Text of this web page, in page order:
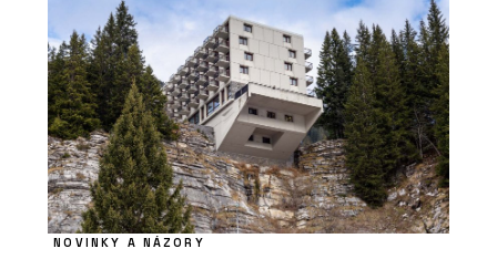
NOVINKY A NÁZORY